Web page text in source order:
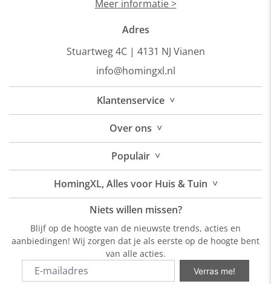
Meer informatie >
Adres
Stuartweg 4C | 4131 NJ Vianen
info@homingxl.nl
Klantenservice ˅
Overons ˅
Populair ˅
HomingXL, Alles voor Huis & Tuin ˅
Niets willen missen?
Blijf op de hoogte van de nieuwste trends, acties en
aanbiedingen! Wij zorgen dat je als eerste op de hoogte bent
van alle acties.
Verras me!